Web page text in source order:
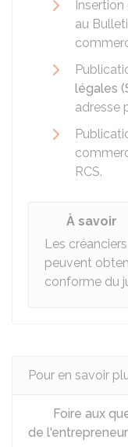
au
légales
adresse
RCS.
À savoir
Les
peuvent
conforme du
Pour en savoir
Foire aux
de